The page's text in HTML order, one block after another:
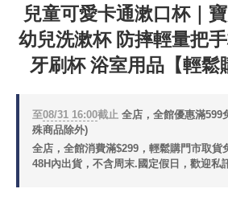
兒童可愛卡通漱口杯｜
幼兒洗漱杯 防摔輕量把
牙刷杯 浴室用品【輕鬆
至08/31 16:00截止 全店，全館優惠滿599
殊商品除外)
全店，全館消費滿$299，輕鬆購門市取貨
48H內出貨，不含周末.國定假日，歡迎私